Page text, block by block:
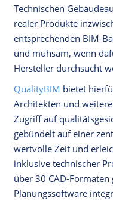
Technischen
realer Produkte
entsprechenden BIM-
und mühsam, wenn
Hersteller durchsucht
QualityBIM bietet
Architekten und
Zugriff auf
gebündelt auf einer
wertvolle Zeit und
inklusive technischer
über 30 CAD-
Planungssoftware